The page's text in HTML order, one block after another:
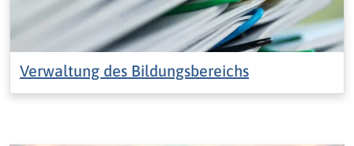
Verwaltung des Bildungsbereichs